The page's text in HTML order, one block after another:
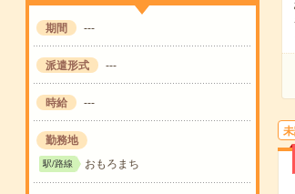
期間 ---
派遣形式 ---
時給 ---
勤務地
駅/路線 おもろまち